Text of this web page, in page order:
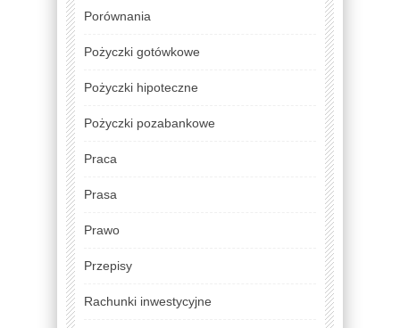
Porównania
Pożyczki gotówkowe
Pożyczki hipoteczne
Pożyczki pozabankowe
Praca
Prasa
Prawo
Przepisy
Rachunki inwestycyjne